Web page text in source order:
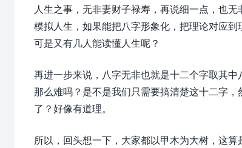
人生之事，无非妻财子禄寿，再说细一点，也
模拟人生，如果能把八字形象化，把理论对应
可是又有几人能读懂人生呢？
再进一步来说，八字无非也就是十二个字取其
那么难吗？是不是我们只需要搞清楚这十二字
了？好像有道理。
所以，回头想一下，大家都以甲木为大树，这